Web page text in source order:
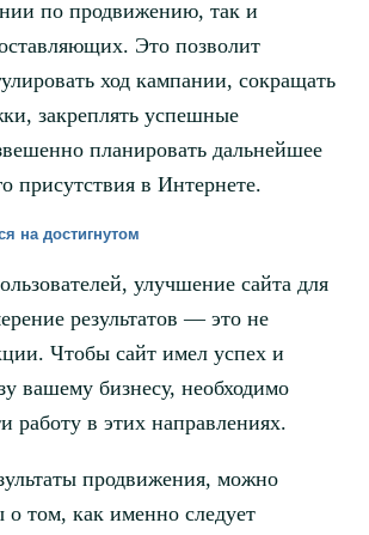
по продвижению, так и
Это позволит
ход кампании, сокращать
закреплять успешные
планировать дальнейшее
присутствия в Интернете.
на достигнутом
улучшение сайта для
результатов — это не
Чтобы сайт имел успех и
вашему бизнесу, необходимо
работу в этих направлениях.
продвижения, можно
о том, как именно следует